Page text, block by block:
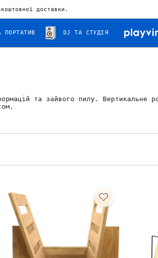
доставки.
ПОРТАТИВ DJ ТА СТУДІЯ
та зайвого пилу. Вертикальне